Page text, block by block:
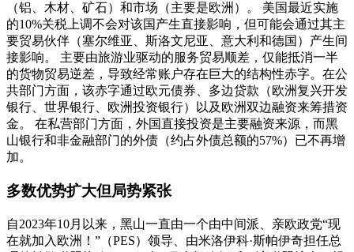
（铝、木材、矿石）和市场（主要是欧洲）。 美国最近实施
的10%关税上调不会对该国产生直接影响，但可能会通过其主
要贸易伙伴（塞尔维亚、斯洛文尼亚、意大利和德国）产生间
接影响。 主要由旅游业驱动的服务贸易顺差，仅能抵消一半
的货物贸易逆差，导致经常账户存在巨大的结构性赤字。在公
共部门方面，该赤字通过欧元债券、多边贷款（欧洲复兴开发
银行、世界银行、欧洲投资银行）以及欧洲双边融资来筹措资
金。 在私营部门方面，外国直接投资是主要融资来源，而黑
山银行和非金融部门的外债（约占外债总额的57%）已不再增
加。
多数优势扩大但局势紧张
自2023年10月以来，黑山一直由一个由中间派、亲欧政党“现
在就加入欧洲！”（PES）领导、由米洛伊科·斯帕伊奇担任总